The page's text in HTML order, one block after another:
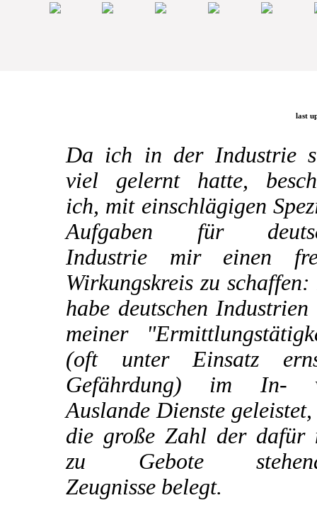
last
Da ich in der Industrie
viel gelernt hatte,
ich, mit einschlägigen
Aufgaben für
Industrie mir einen
Wirkungskreis zu
habe deutschen
meiner
(oft unter Einsatz
Gefährdung) im In-
Auslande Dienste
die große Zahl der dafür
zu Gebote
Zeugnisse belegt.